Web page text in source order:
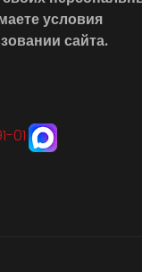
условия
сайта.
01